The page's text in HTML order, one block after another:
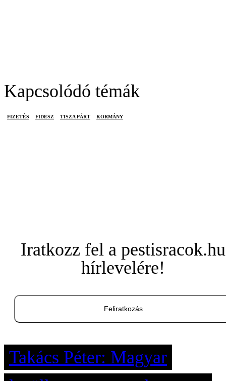
Kapcsolódó témák
FIZETÉS FIDESZ TISZA PÁRT KORMÁNY
Iratkozz fel a pestisracok.hu
hírlevelére!
Feliratkozás
Takács Péter: Magyar